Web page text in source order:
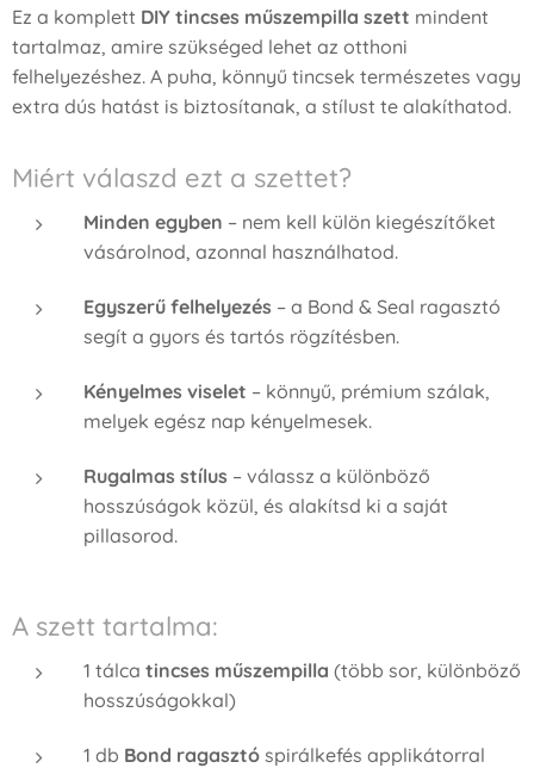
Ez a komplett DIY tincses műszempilla szett mindent
tartalmaz, amire szükséged lehet az otthoni
felhelyezéshez. A puha, könnyű tincsek természetes vagy
extra dús hatást is biztosítanak, a stílust te alakíthatod.
Miért válaszd ezt a szettet?
Minden egyben – nem kell külön kiegészítőket
vásárolnod, azonnal használhatod.
Egyszerű felhelyezés – a Bond & Seal ragasztó
segít a gyors és tartós rögzítésben.
Kényelmes viselet – könnyű, prémium szálak,
melyek egész nap kényelmesek.
Rugalmas stílus – válassz a különböző
hosszúságok közül, és alakítsd ki a saját
pillasorod.
A szett tartalma:
1 tálca tincses műszempilla (több sor, különböző
hosszúságokkal)
1 db Bond ragasztó spirálkefés applikátorral